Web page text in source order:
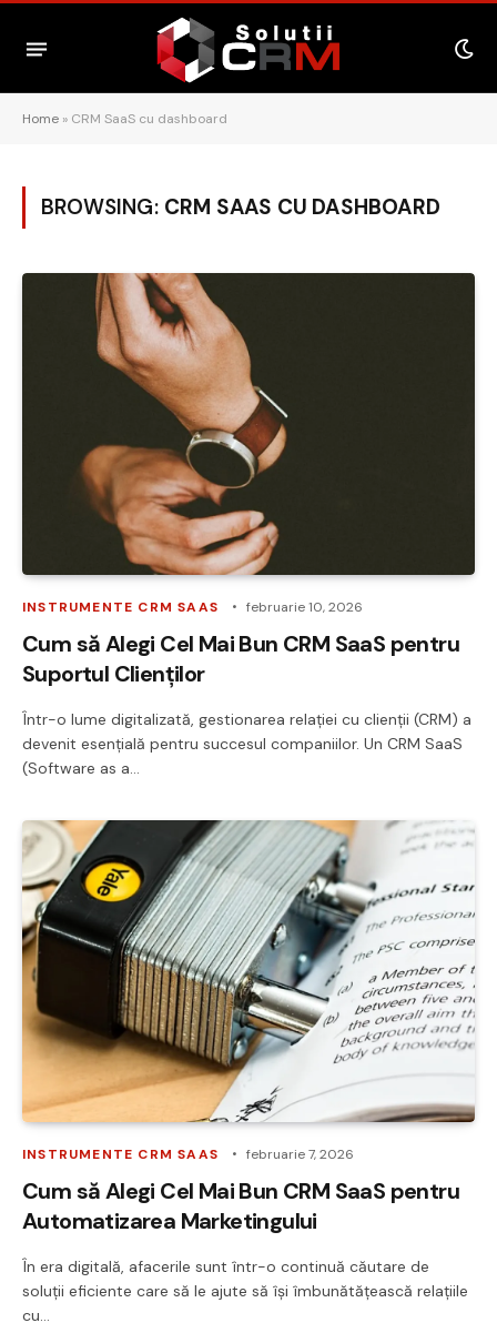
Home » CRM SaaS cu dashboard
BROWSING: CRM SAAS CU DASHBOARD
INSTRUMENTE CRM SAAS februarie 10, 2026
Cum să Alegi Cel Mai Bun CRM SaaS pentru
Suportul Clienților
Într-o lume digitalizată, gestionarea relației cu clienții (CRM) a
devenit esențială pentru succesul companiilor. Un CRM SaaS
(Software as a…
INSTRUMENTE CRM SAAS februarie 7, 2026
Cum să Alegi Cel Mai Bun CRM SaaS pentru
Automatizarea Marketingului
În era digitală, afacerile sunt într-o continuă căutare de
soluții eficiente care să le ajute să își îmbunătățească relațiile
cu…